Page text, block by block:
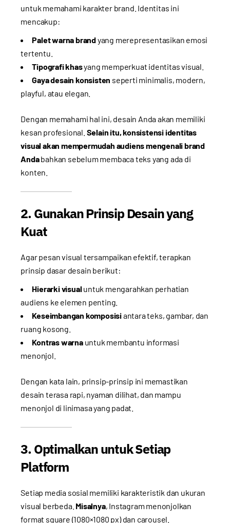
untuk memahami karakter brand. Identitas ini
mencakup:
Palet warna brandyang merepresentasikan emosi
tertentu.
Tipografi khasyang memperkuat identitas visual.
Gaya desain konsisten seperti minimalis, modern,
playful, atau elegan.
Dengan memahami hal ini, desain Anda akan memiliki
kesan profesional. Selain itu, konsistensi identitas
visual akan mempermudah audiens mengenali brand
Andabahkan sebelum membaca teks yang ada di
konten.
2. Gunakan Prinsip Desain yang
Kuat
Agar pesan visual tersampaikan efektif, terapkan
prinsip dasar desain berikut:
Hierarki visualuntuk mengarahkan perhatian
audiens ke elemen penting.
Keseimbangan komposisiantara teks, gambar, dan
ruang kosong.
Kontras warnauntuk membantu informasi
menonjol.
Dengan kata lain, prinsip-prinsip ini memastikan
desain terasa rapi, nyaman dilihat, dan mampu
menonjol di linimasa yang padat.
3. Optimalkan untuk Setiap
Platform
Setiap media sosial memiliki karakteristik dan ukuran
visual berbeda. Misalnya, Instagram menonjolkan
format square (1080×1080 px) dan carousel.